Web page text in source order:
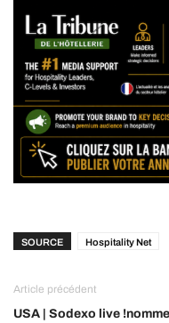
SOURCE Hospitality Net
Article précédent
USA | Sodexo live !nomme